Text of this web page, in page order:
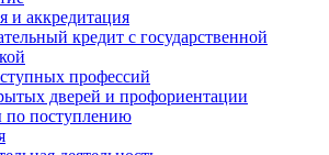
и аккредитация
кредит с государственной
профессий
дверей и профориентации
по поступлению